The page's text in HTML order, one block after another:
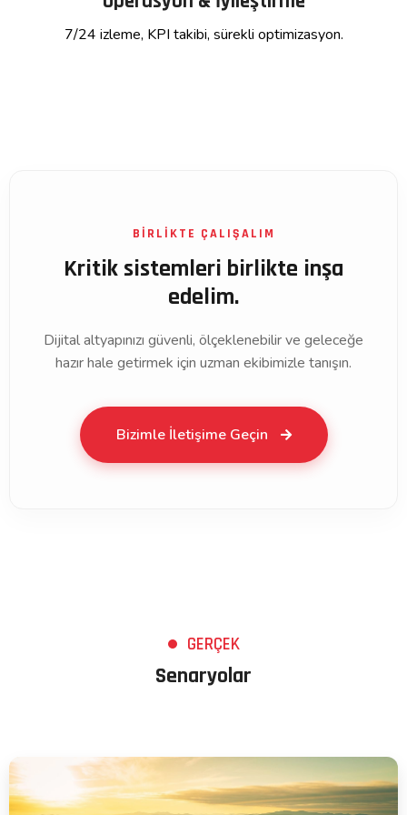
7/24 izleme, KPI takibi, sürekli optimizasyon.
BİRLİKTE ÇALIŞALIM
Kritik sistemleri birlikte inşa
edelim.
Dijital altyapınızı güvenli, ölçeklenebilir ve geleceğe
hazır hale getirmek için uzman ekibimizle tanışın.
Bizimle İletişime Geçin
GERÇEK
Senaryolar